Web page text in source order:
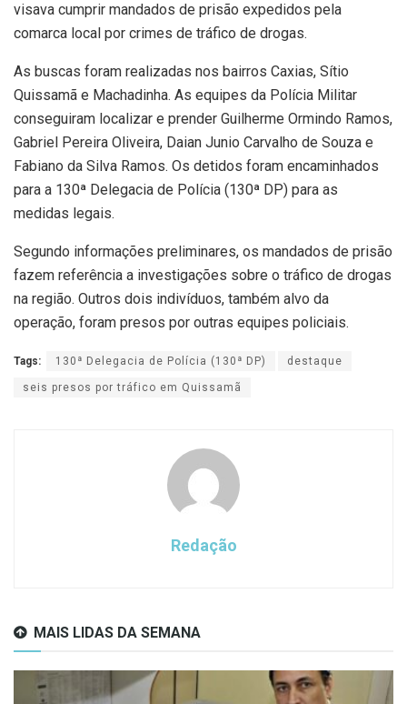
visava cumprir mandados de prisão expedidos pela
comarca local por crimes de tráfico de drogas.
As buscas foram realizadas nos bairros Caxias, Sítio
Quissamã e Machadinha. As equipes da Polícia Militar
conseguiram localizar e prender Guilherme Ormindo Ramos,
Gabriel Pereira Oliveira, Daian Junio Carvalho de Souza e
Fabiano da Silva Ramos. Os detidos foram encaminhados
para a 130ª Delegacia de Polícia (130ª DP) para as
medidas legais.
Segundo informações preliminares, os mandados de prisão
fazem referência a investigações sobre o tráfico de drogas
na região. Outros dois indivíduos, também alvo da
operação, foram presos por outras equipes policiais.
Tags: 130ª Delegacia de Polícia (130ª DP) destaque
seis presos por tráfico em Quissamã
Redação
MAIS LIDAS DA SEMANA